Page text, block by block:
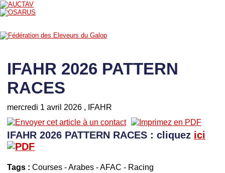
IFAHR 2026 PATTERN
RACES
mercredi 1 avril 2026 , IFAHR
IFAHR 2026 PATTERN RACES : cliquez ici
Tags : Courses -Arabes -AFAC - Racing